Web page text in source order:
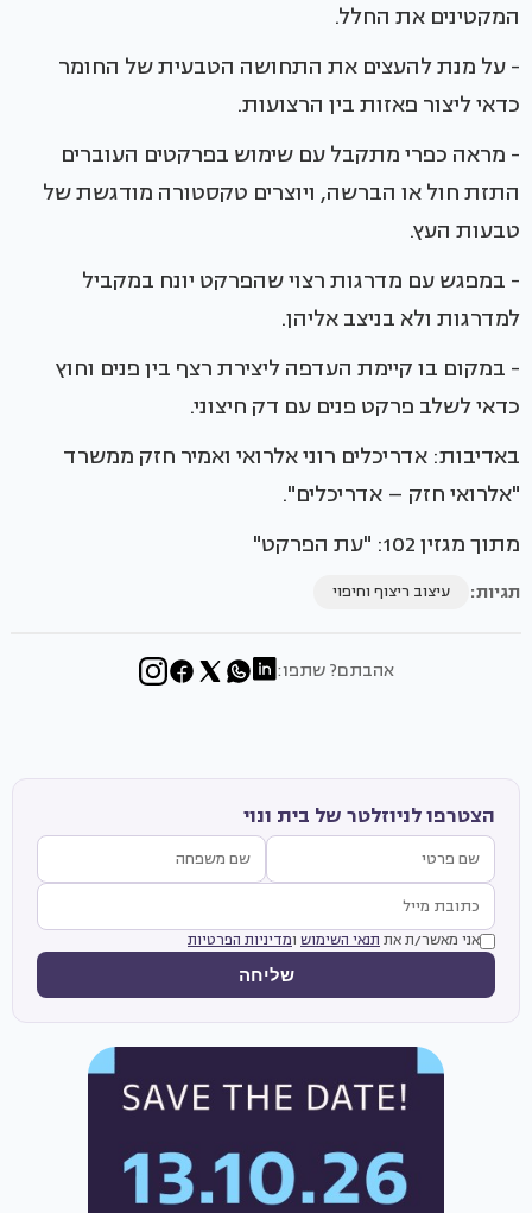
המקטינים את החלל.
- על מנת להעצים את התחושה הטבעית של החומר
כדאי ליצור פאזות בין הרצועות.
- מראה כפרי מתקבל עם שימוש בפרקטים העוברים
התזת חול או הברשה, ויוצרים טקסטורה מודגשת של
טבעות העץ.
- במפגש עם מדרגות רצוי שהפרקט יונח במקביל
למדרגות ולא בניצב אליהן.
- במקום בו קיימת העדפה ליצירת רצף בין פנים וחוץ
כדאי לשלב פרקט פנים עם דק חיצוני.
באדיבות: אדריכלים רוני אלרואי ואמיר חזק ממשרד
"אלרואי חזק – אדריכלים".
מתוך מגזין 102: "עת הפרקט"
תגיות: עיצוב ריצוף וחיפוי
אהבתם? שתפו:
הצטרפו לניוזלטר של בית ונוי
אני מאשר/ת את תנאי השימוש ומדיניות הפרטיות
שליחה